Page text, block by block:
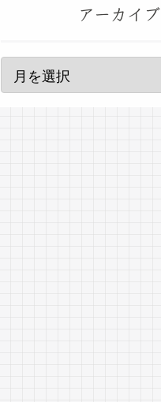
アーカイブ